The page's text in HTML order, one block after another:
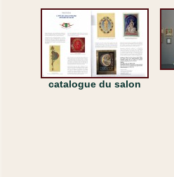
catalogue du salon